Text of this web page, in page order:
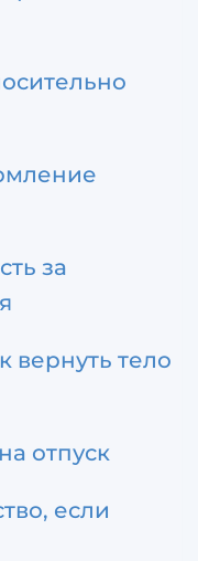
за
вернуть тело
отпуск
если